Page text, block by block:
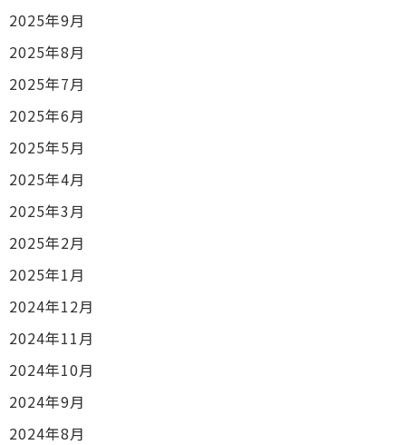
2025年9月
2025年8月
2025年7月
2025年6月
2025年5月
2025年4月
2025年3月
2025年2月
2025年1月
2024年12月
2024年11月
2024年10月
2024年9月
2024年8月